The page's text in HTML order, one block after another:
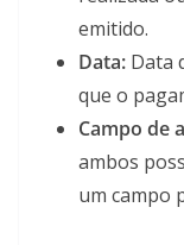
emitido.
Data: Data
que o
Campo de
ambos
um campo